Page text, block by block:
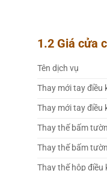
1.2 Giá cửa
Tên dịch vụ
Thay mới tay điều
Thay mới tay điều
Thay thế bấm
Thay thế bấm
Thay thế hộp điều